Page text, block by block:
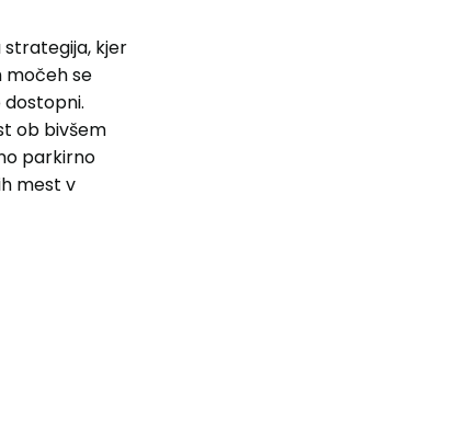
kjer
močeh se
ob bivšem
parkirno
mest v